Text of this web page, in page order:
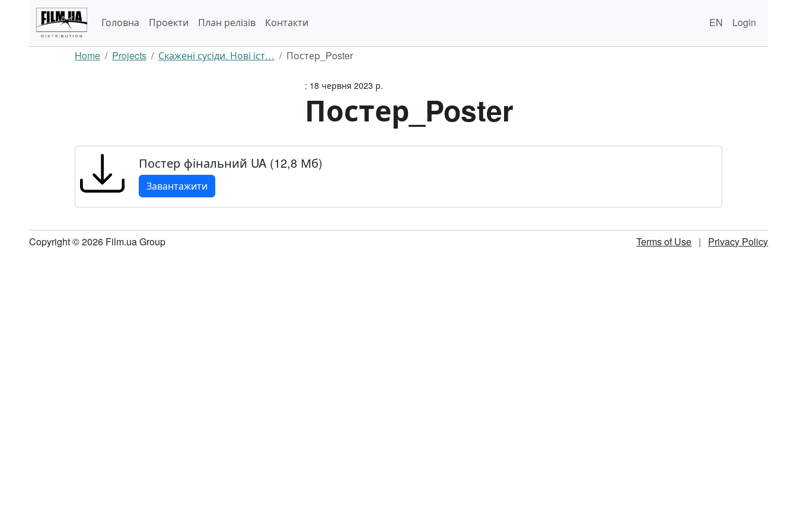
Головна Проекти План релізів Контакти EN Login
Home Projects Скажені сусіди. Нові іст… Постер_Poster
: 18 червня 2023 р.
Постер_Poster
Постер фінальний UA (12,8 Мб)
Завантажити
Copyright © 2026 Film.ua Group Terms of Use | Privacy Policy